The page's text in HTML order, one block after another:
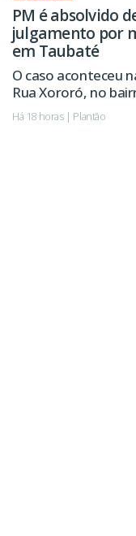
PM é absolvido
julgamento por
em Taubaté
O caso aconteceu
Rua Xororó, no
Há 18 horas | Plantão